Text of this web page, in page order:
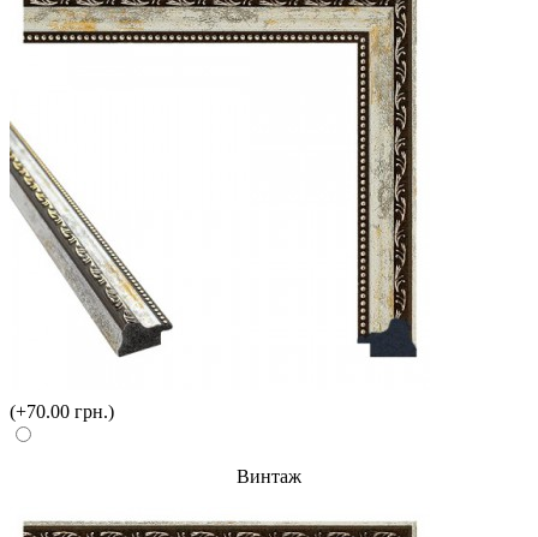
(+70.00 грн.)
Винтаж